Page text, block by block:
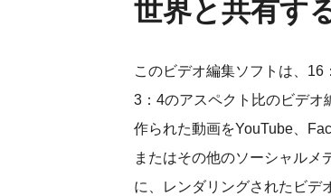
世界と共有す
このビデオ編集ソフトは、16
3：4のアスペクト比のビデオ
作られた動画をYouTube、
またはその他のソーシャルメ
に、レンダリングされたビデ